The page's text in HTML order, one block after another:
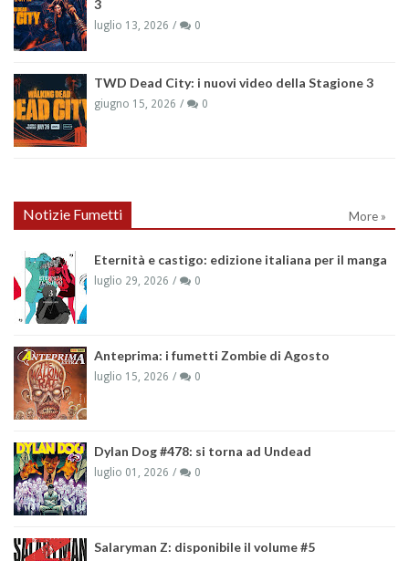
3
luglio 13, 2026 0
TWD Dead City: i nuovi video della Stagione 3
giugno 15, 2026 0
Notizie Fumetti More »
Eternità e castigo: edizione italiana per il manga
luglio 29, 2026 0
Anteprima: i fumetti Zombie di Agosto
luglio 15, 2026 0
Dylan Dog #478: si torna ad Undead
luglio 01, 2026 0
Salaryman Z: disponibile il volume #5